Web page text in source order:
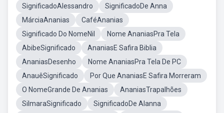
SignificadoAlessandro
SignificadoDe Anna
MárciaAnanias
CaféAnanias
Significado Do NomeNil
Nome AnaniasPra Tela
AbibeSignificado
AnaniasE Safira Biblia
AnaniasDesenho
Nome AnaniasPra Tela De PC
AnauêSignificado
Por Que AnaniasE Safira Morreram
O NomeGrande De Ananias
AnaniasTrapalhões
SilmaraSignificado
SignificadoDe Alanna